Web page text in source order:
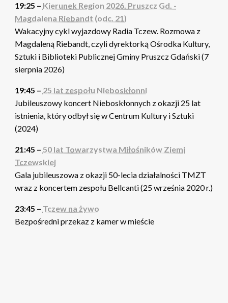
19:25 – Kierunek Region 2026. Pruszcz Gd. -
Magdalena Riebandt (odc. 21)
Wakacyjny cykl wyjazdowy Radia Tczew. Rozmowa z
Magdaleną Riebandt, czyli dyrektorką Ośrodka Kultury,
Sztuki i Biblioteki Publicznej Gminy Pruszcz Gdański (7
sierpnia 2026)
19:45 – 25 lat zespołu Nieboskłonni
Jubileuszowy koncert Nieboskłonnych z okazji 25 lat
istnienia, który odbył się w Centrum Kultury i Sztuki
(2024)
21:45 – 50 lat Towarzystwa Miłośników Ziemi
Tczewskiej
Gala jubileuszowa z okazji 50-lecia działalności TMZT
wraz z koncertem zespołu Bellcanti (25 września 2020 r.)
23:45 – Tczew na żywo
Bezpośredni przekaz z kamer w mieście